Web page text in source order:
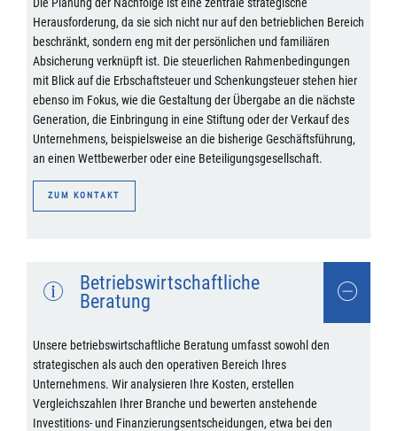
Die Planung der Nachfolge ist eine zentrale strategische
Herausforderung, da sie sich nicht nur auf den betrieblichen Bereich
beschränkt, sondern eng mit der persönlichen und familiären
Absicherung verknüpft ist. Die steuerlichen Rahmenbedingungen
mit Blick auf die Erbschaftsteuer und Schenkungsteuer stehen hier
ebenso im Fokus, wie die Gestaltung der Übergabe an die nächste
Generation, die Einbringung in eine Stiftung oder der Verkauf des
Unternehmens, beispielsweise an die bisherige Geschäftsführung,
an einen Wettbewerber oder eine Beteiligungsgesellschaft.
ZUM KONTAKT
Betriebswirtschaftliche
Beratung
Unsere betriebswirtschaftliche Beratung umfasst sowohl den
strategischen als auch den operativen Bereich Ihres
Unternehmens. Wir analysieren Ihre Kosten, erstellen
Vergleichszahlen Ihrer Branche und bewerten anstehende
Investitions- und Finanzierungsentscheidungen, etwa bei den